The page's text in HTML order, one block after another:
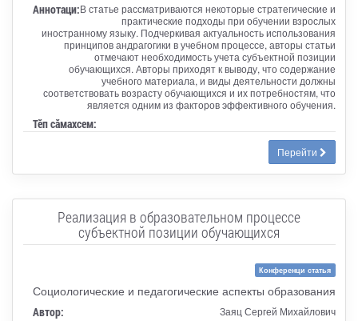
Аннотаци:В статье рассматриваются некоторые стратегические и
практические подходы при обучении взрослых
иностранному языку. Подчеркивая актуальность использования
принципов андрагогики в учебном процессе, авторы статьи
отмечают необходимость учета субъектной позиции
обучающихся. Авторы приходят к выводу, что содержание
учебного материала, и виды деятельности должны
соответствовать возрасту обучающихся и их потребностям, что
является одним из факторов эффективного обучения.
Тӗп сӑмахсем:
Перейти
Реализация в образовательном процессе
субъектной позиции обучающихся
Конференци статья
Социологические и педагогические аспекты образования
Автор: Заяц Сергей Михайлович